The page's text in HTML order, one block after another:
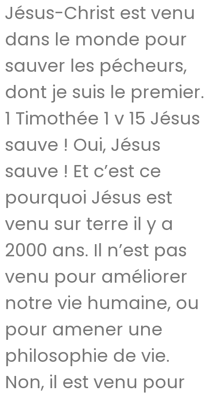
Jésus-Christ est venu
dans le monde pour
sauver les pécheurs,
dont je suis le premier.
1 Timothée 1 v 15 Jésus
sauve ! Oui, Jésus
sauve ! Et c’est ce
pourquoi Jésus est
venu sur terre il y a
2000 ans. Il n’est pas
venu pour améliorer
notre vie humaine, ou
pour amener une
philosophie de vie.
Non, il est venu pour